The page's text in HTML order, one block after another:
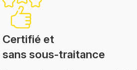
Certifié et
sans sous-traitance